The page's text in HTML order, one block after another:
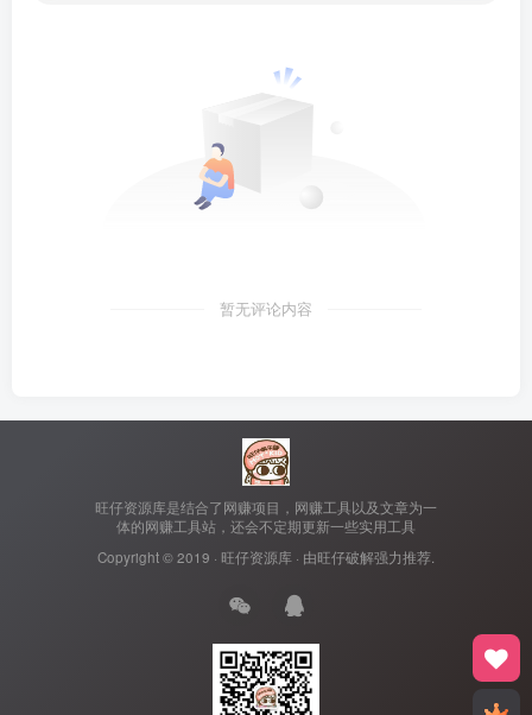
暂无评论内容
旺仔资源库是结合了网赚项目，网赚工具以及文章为一
体的网赚工具站，还会不定期更新一些实用工具
Copyright © 2019 · 旺仔资源库 · 由旺仔破解强力推荐.